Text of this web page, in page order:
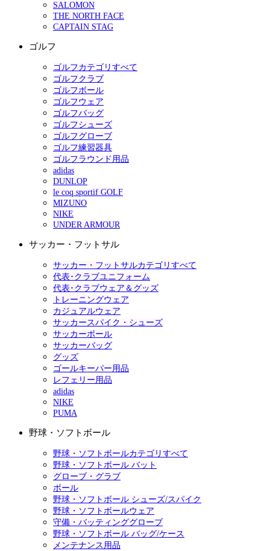
SALOMON
THE NORTH FACE
CAPTAIN STAG
ゴルフ
ゴルフカテゴリすべて
ゴルフクラブ
ゴルフボール
ゴルフウェア
ゴルフバッグ
ゴルフシューズ
ゴルフグローブ
ゴルフ練習器具
ゴルフラウンド用品
adidas
DUNLOP
le coq sportif GOLF
MIZUNO
NIKE
UNDER ARMOUR
サッカー・フットサル
サッカー・フットサルカテゴリすべて
代表･クラブユニフォーム
代表･クラブウェア＆グッズ
トレーニングウェア
カジュアルウェア
サッカースパイク・シューズ
サッカーボール
サッカーバッグ
グッズ
ゴールキーパー用品
レフェリー用品
adidas
NIKE
PUMA
野球・ソフトボール
野球・ソフトボールカテゴリすべて
野球・ソフトボール バット
グローブ・グラブ
ボール
野球・ソフトボール シューズ/スパイク
野球・ソフトボールウェア
守備・バッティンググローブ
野球・ソフトボール バッグ/ケース
メンテナンス用品